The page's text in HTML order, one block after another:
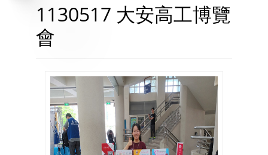
1130517 大安高工博覽
會